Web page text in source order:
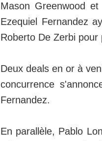
Mason Greenwood
Ezequiel Fernandez
Roberto De Zerbi
Deux deals en or à
concurrence
Fernandez.
En parallèle, Pablo